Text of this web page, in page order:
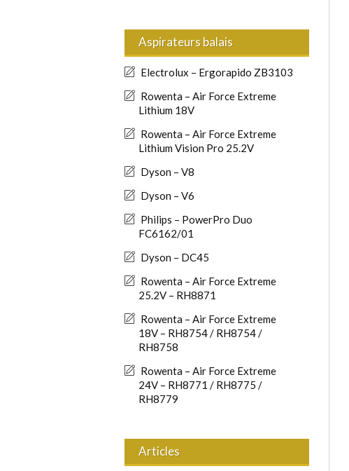
Aspirateurs balais
Electrolux – Ergorapido ZB3103
Rowenta – Air Force Extreme
Lithium 18V
Rowenta – Air Force Extreme
Lithium Vision Pro 25.2V
Dyson – V8
Dyson – V6
Philips – PowerPro Duo
FC6162/01
Dyson – DC45
Rowenta – Air Force Extreme
25.2V – RH8871
Rowenta – Air Force Extreme
18V – RH8754 / RH8754 /
RH8758
Rowenta – Air Force Extreme
24V – RH8771 / RH8775 /
RH8779
Articles